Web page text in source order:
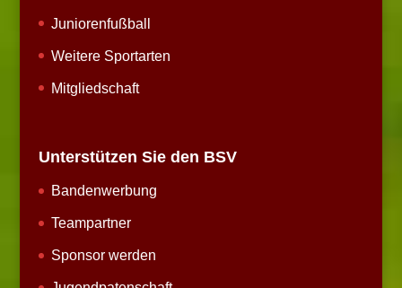
Juniorenfußball
Weitere Sportarten
Mitgliedschaft
Unterstützen Sie den BSV
Bandenwerbung
Teampartner
Sponsor werden